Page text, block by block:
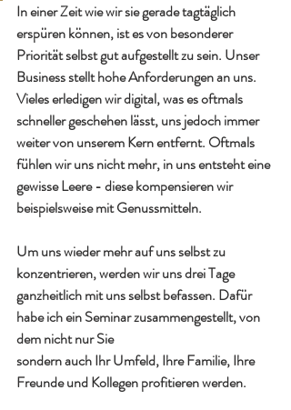
In einer Zeit wie wir sie gerade tagtäglich
erspüren können, ist es von besonderer
Priorität selbst gut aufgestellt zu sein. Unser
Business stellt hohe Anforderungen an uns.
Vieles erledigen wir digital, was es oftmals
schneller geschehen lässt, uns jedoch immer
weiter von unserem Kern entfernt. Oftmals
fühlen wir uns nicht mehr, in uns entsteht eine
gewisse Leere - diese kompensieren wir
beispielsweise mit Genussmitteln.
Um uns wieder mehr auf uns selbst zu
konzentrieren, werden wir uns drei Tage
ganzheitlich mit uns selbst befassen. Dafür
habe ich ein Seminar zusammengestellt, von
dem nicht nur Sie
sondern auch Ihr Umfeld, Ihre Familie, Ihre
Freunde und Kollegen profitieren werden.